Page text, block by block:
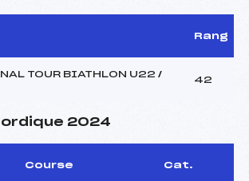
Rang
TOUR BIATHLON U22 /
42
2024
Course Cat.